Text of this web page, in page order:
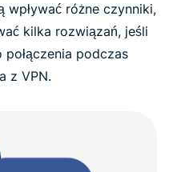
wpływać różne czynniki,
kilka rozwiązań, jeśli
podczas
z VPN.